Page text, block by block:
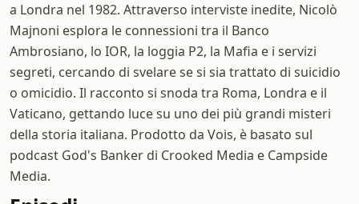
a Londra nel 1982. Attraverso interviste inedite, Nicolò
Majnoni esplora le connessioni tra il Banco
Ambrosiano, lo IOR, la loggia P2, la Mafia e i servizi
segreti, cercando di svelare se si sia trattato di suicidio
o omicidio. Il racconto si snoda tra Roma, Londra e il
Vaticano, gettando luce su uno dei più grandi misteri
della storia italiana. Prodotto da Vois, è basato sul
podcast God's Banker di Crooked Media e Campside
Media.